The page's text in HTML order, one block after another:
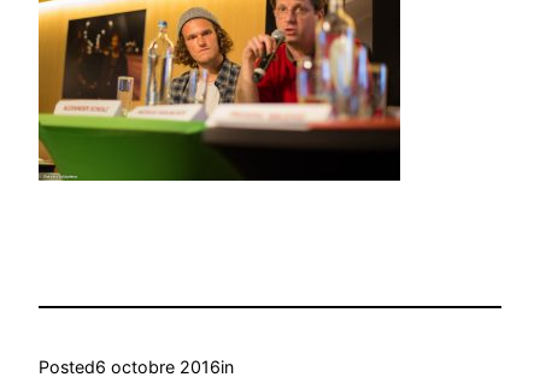
Posted6 octobre 2016in